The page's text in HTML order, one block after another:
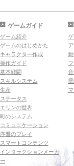
ゲームガイド
ゲーム紹介
ゲームのはじめかた
キャラクター作成
操作ガイド
基本戦闘
スキルシステム
生産
ステータス
エリンの世界
町のシステム
コミュニケーション
序盤のプレイ
スマートコンテンツ
インタラクションメーカ
ー